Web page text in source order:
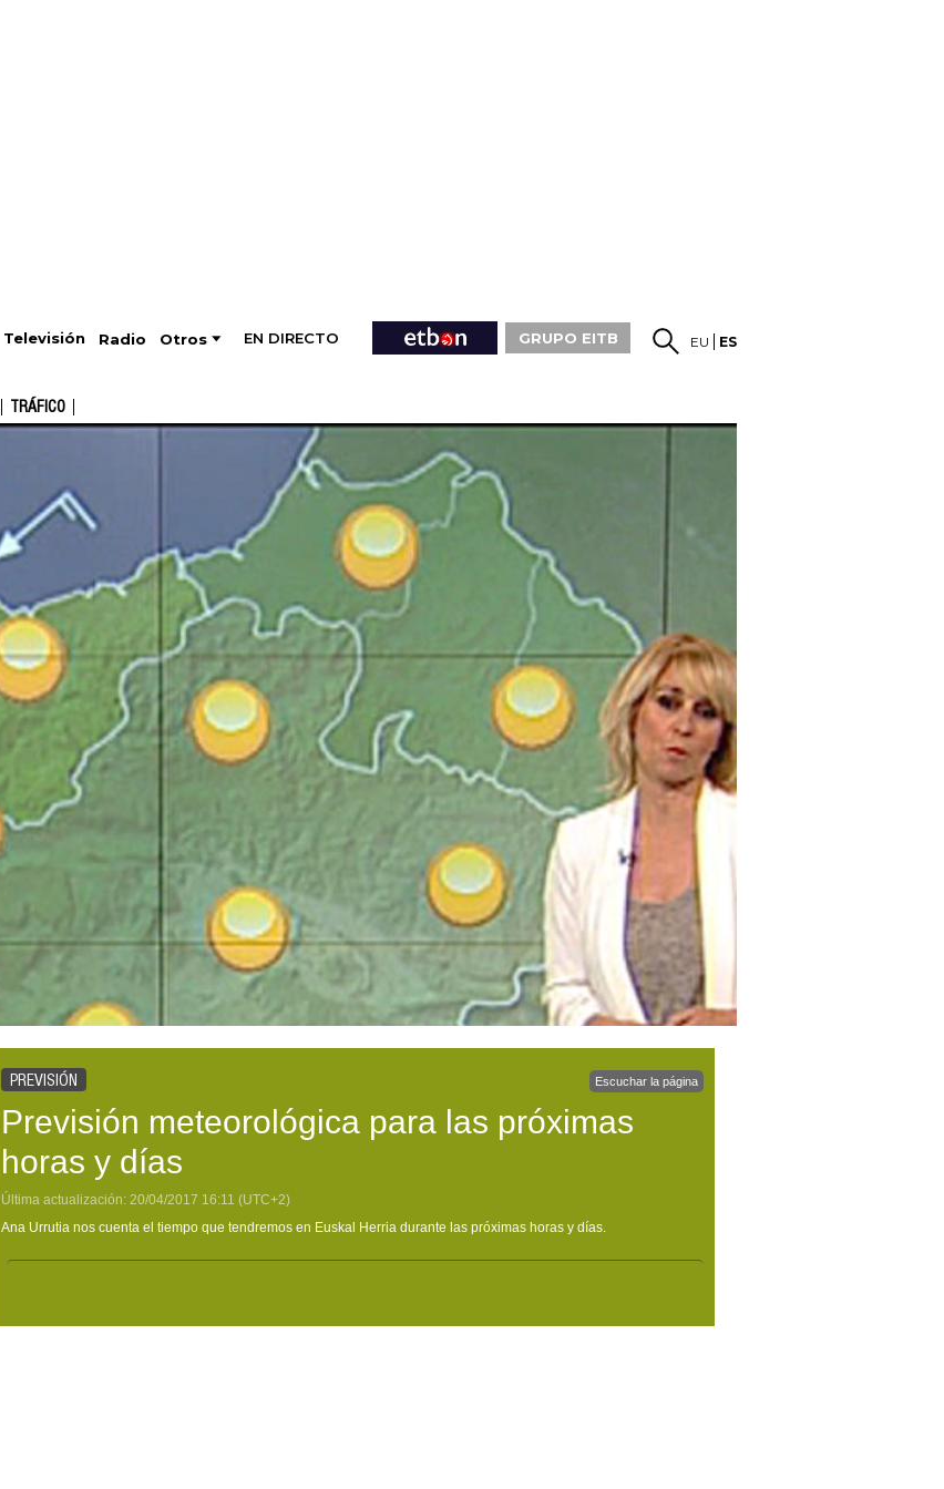
Televisión Radio Otros EN DIRECTO GRUPO EITB EU ES
TRÁFICO
PREVISIÓN Escuchar la página
Previsión meteorológica para las próximas
horas y días
Última actualización: 20/04/2017 16:11 (UTC+2)
Ana Urrutia nos cuenta el tiempo que tendremos en Euskal Herria durante las próximas horas y días.